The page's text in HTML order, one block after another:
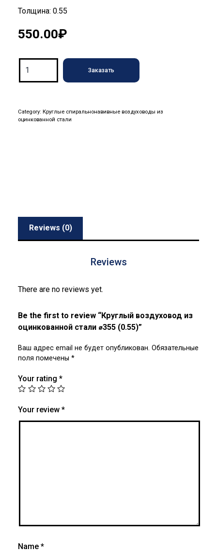
Толщина: 0.55
550.00₽
воздуховод
стали
⌀355
Заказать
Category: Круглые спиральнонавивные воздуховоды из
оцинкованной стали
Reviews (0)
Reviews
There are no reviews yet.
Be the first to review “Круглый воздуховод из
оцинкованной стали ⌀355 (0.55)”
Ваш адрес email не будет опубликован. Обязательные
поля помечены*
Your rating*
Your review*
Name*